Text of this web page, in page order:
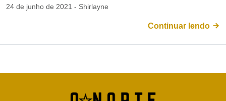
24 de junho de 2021 - Shirlayne
Continuar lendo